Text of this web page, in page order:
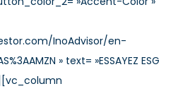
InoAdvisor/en-
» text= »ESSAYEZ ESG